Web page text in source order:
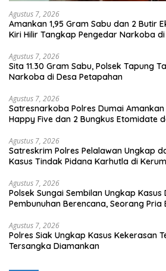
Agustus 7, 2026
Amankan 1,95 Gram Sabu dan 2 Butir
Kiri Hilir Tangkap Pengedar Narkoba
Agustus 7, 2026
Sita 11.30 Gram Sabu, Polsek Tapung
Narkoba di Desa Petapahan
Agustus 7, 2026
Satresnarkoba Polres Dumai Amankan
Happy Five dan 2 Bungkus Etomidate
Agustus 7, 2026
Satreskrim Polres Pelalawan Ungkap
Kasus Tindak Pidana Karhutla di
Agustus 7, 2026
Polsek Sungai Sembilan Ungkap
Pembunuhan Berencana, Seorang
Agustus 7, 2026
Polres Siak Ungkap Kasus Kekerasan
Tersangka Diamankan